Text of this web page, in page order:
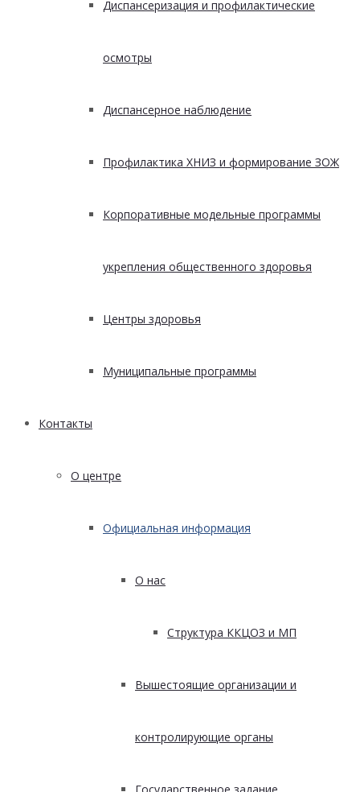
Диспансеризация и профилактические
осмотры
Диспансерное наблюдение
Профилактика ХНИЗ и формирование ЗОЖ
Корпоративные модельные программы
укрепления общественного здоровья
Центры здоровья
Муниципальные программы
Контакты
О центре
Официальная информация
О нас
Структура ККЦОЗ и МП
Вышестоящие организации и
контролирующие органы